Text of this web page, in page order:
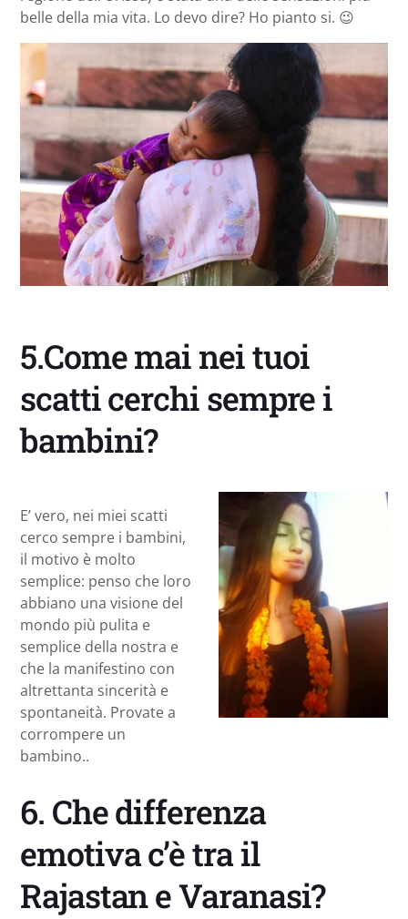
belle della mia vita. Lo devo dire? Ho pianto si. 😉
5.Come mai nei tuoi
scatti cerchi sempre i
bambini?
E’ vero, nei miei scatti
cerco sempre i bambini,
il motivo è molto
semplice: penso che loro
abbiano una visione del
mondo più pulita e
semplice della nostra e
che la manifestino con
altrettanta sincerità e
spontaneità. Provate a
corrompere un
bambino..
6. Che differenza
emotiva c’è tra il
Rajastan e Varanasi?